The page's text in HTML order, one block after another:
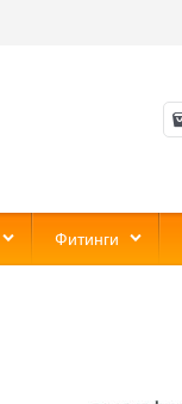
Фитинги